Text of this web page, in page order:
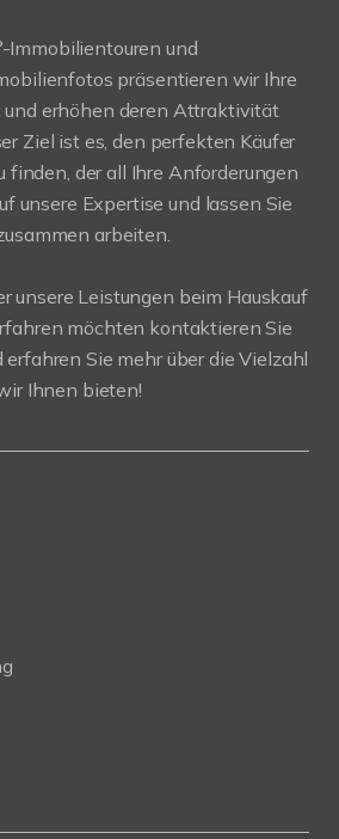
Immobilientouren und
präsentieren wir Ihre
erhöhen deren Attraktivität
Ziel ist es, den perfekten Käufer
finden, der all Ihre Anforderungen
unsere Expertise und lassen Sie
arbeiten.
unsere Leistungen beim Hauskauf
möchten kontaktieren Sie
Sie mehr über die Vielzahl
Ihnen bieten!